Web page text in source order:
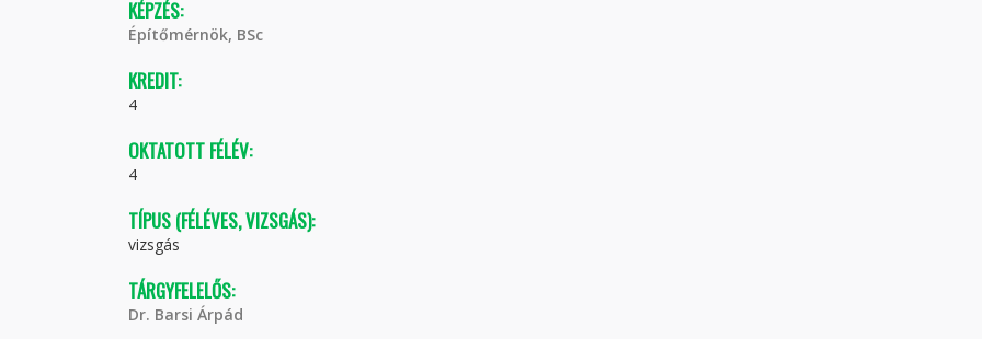
KÉPZÉS:
Építőmérnök, BSc
KREDIT:
4
OKTATOTT FÉLÉV:
4
TÍPUS (FÉLÉVES, VIZSGÁS):
vizsgás
TÁRGYFELELŐS:
Dr. Barsi Árpád